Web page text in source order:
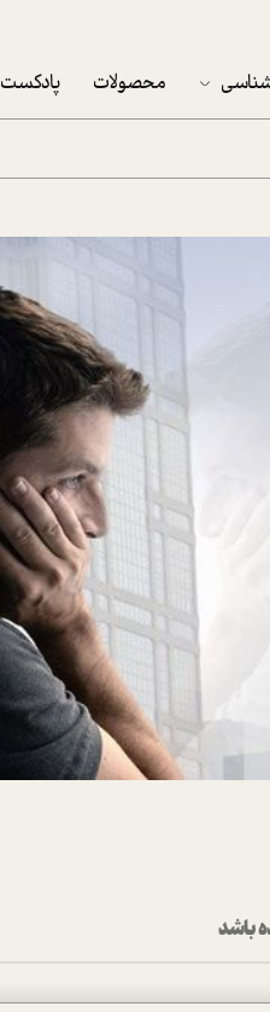
محصولات پادکست
باشد